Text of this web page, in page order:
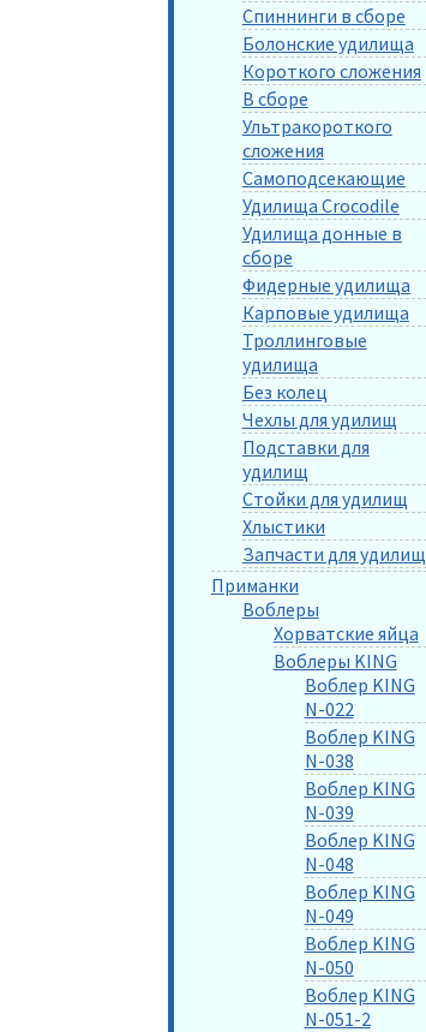
Спиннинги в сборе
Болонские удилища
Короткого сложения
В сборе
Ультракороткого
сложения
Самоподсекающие
Удилища Crocodile
Удилища донные в
сборе
Фидерные удилища
Карповые удилища
Троллинговые
удилища
Без колец
Чехлы для удилищ
Подставки для
удилищ
Стойки для удилищ
Хлыстики
Запчасти для удилищ
Приманки
Воблеры
Хорватские яйца
Воблеры KING
Воблер KING
N-022
Воблер KING
N-038
Воблер KING
N-039
Воблер KING
N-048
Воблер KING
N-049
Воблер KING
N-050
Воблер KING
N-051-2